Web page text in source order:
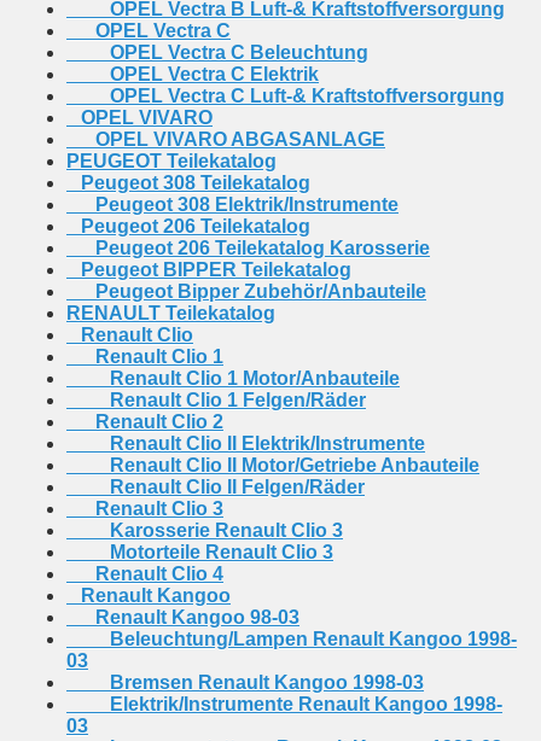
OPEL Vectra B Luft-& Kraftstoffversorgung
OPEL Vectra C
OPEL Vectra C Beleuchtung
OPEL Vectra C Elektrik
OPEL Vectra C Luft-& Kraftstoffversorgung
OPEL VIVARO
OPEL VIVARO ABGASANLAGE
PEUGEOT Teilekatalog
Peugeot 308 Teilekatalog
Peugeot 308 Elektrik/Instrumente
Peugeot 206 Teilekatalog
Peugeot 206 Teilekatalog Karosserie
Peugeot BIPPER Teilekatalog
Peugeot Bipper Zubehör/Anbauteile
RENAULT Teilekatalog
Renault Clio
Renault Clio 1
Renault Clio 1 Motor/Anbauteile
Renault Clio 1 Felgen/Räder
Renault Clio 2
Renault Clio II Elektrik/Instrumente
Renault Clio II Motor/Getriebe Anbauteile
Renault Clio II Felgen/Räder
Renault Clio 3
Karosserie Renault Clio 3
Motorteile Renault Clio 3
Renault Clio 4
Renault Kangoo
Renault Kangoo 98-03
Beleuchtung/Lampen Renault Kangoo 1998-
03
Bremsen Renault Kangoo 1998-03
Elektrik/Instrumente Renault Kangoo 1998-
03